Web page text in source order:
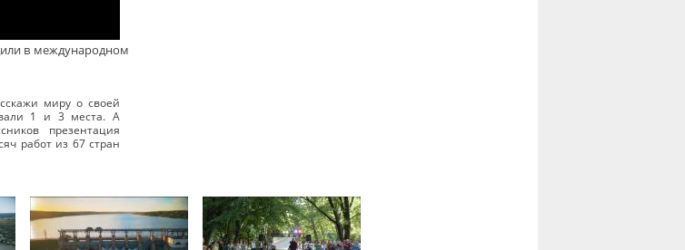
в международном
миру о своей
1 и 3 места. А
презентация
работ из 67 стран